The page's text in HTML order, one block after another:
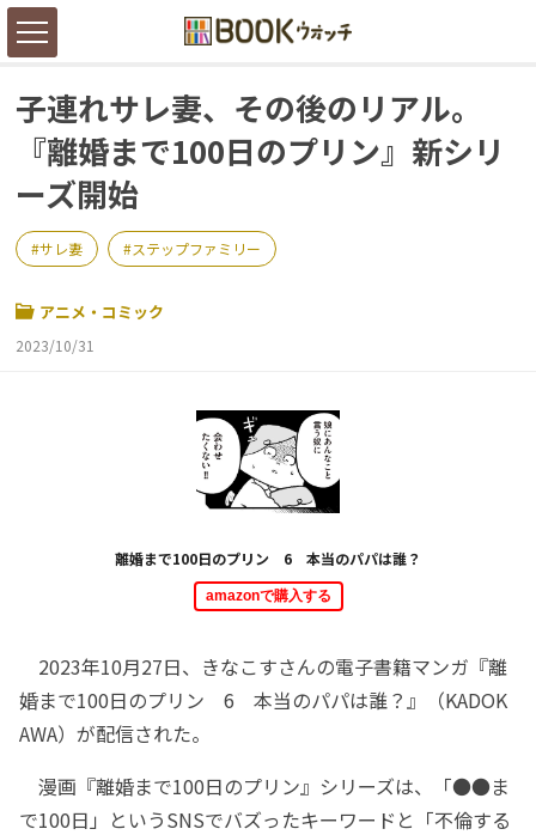
子連れサレ妻、その後のリアル。
『離婚まで100日のプリン』新シリ
ーズ開始
サレ妻 ステップファミリー
アニメ・コミック
2023/10/31
離婚まで100日のプリン 6 本当のパパは誰？
amazonで購入する
2023年10月27日、きなこすさんの電子書籍マンガ『離
婚まで100日のプリン 6 本当のパパは誰？』（KADOK
AWA）が配信された。
漫画『離婚まで100日のプリン』シリーズは、「●●ま
で100日」というSNSでバズったキーワードと「不倫する